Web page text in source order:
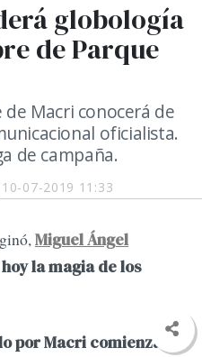
10-07-2019 11:33
globología
de Parque
Macri conocerá de
oficialista.
de campaña.
Miguel Ángel
la magia de los
por Macri comienza